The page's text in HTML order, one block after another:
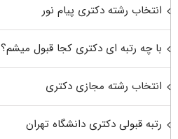
انتخاب رشته دکتری پیام نور
با چه رتبه ای دکتری کجا قبول میشم؟
انتخاب رشته مجازی دکتری
رتبه قبولی دکتری دانشگاه تهران